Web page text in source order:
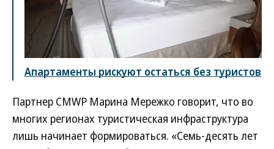
Апартаменты рискуют остаться без туристов
Партнер CMWP Марина Мережко говорит, что во
многих регионах туристическая инфраструктура
лишь начинает формироваться. «Семь-десять лет